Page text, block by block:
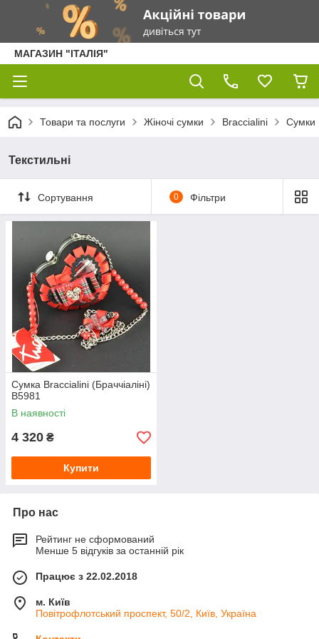
МАГАЗИН "ІТАЛІЯ"
Товари та послуги Жіночі сумки Braccialini Сумки
Текстильні
Сортування 0 Фільтри
Сумка Braccialini (Браччіаліні)
В5981
В наявності
4 320 ₴
Купити
Про нас
Рейтинг не сформований
Менше 5 відгуків за останній рік
Працює з 22.02.2018
м. Київ
Повітрофлотський проспект, 50/2, Київ, Україна